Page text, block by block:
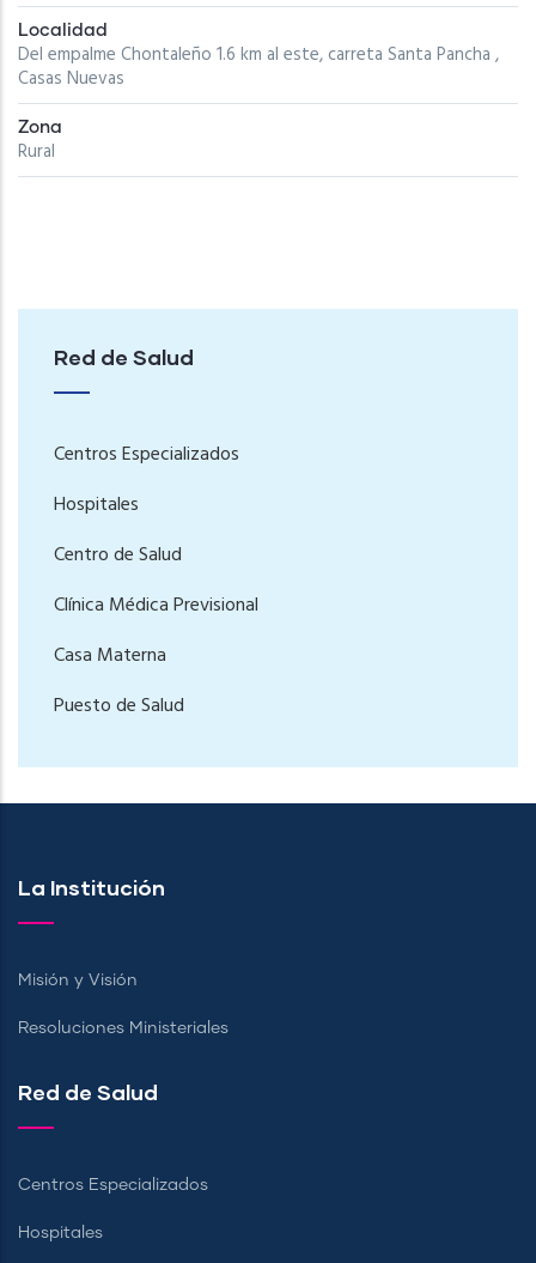
Localidad
Del empalme Chontaleño 1.6 km al este, carreta Santa Pancha ,
Casas Nuevas
Zona
Rural
Red de Salud
Centros Especializados
Hospitales
Centro de Salud
Clínica Médica Previsional
Casa Materna
Puesto de Salud
La Institución
Misión y Visión
Resoluciones Ministeriales
Red de Salud
Centros Especializados
Hospitales